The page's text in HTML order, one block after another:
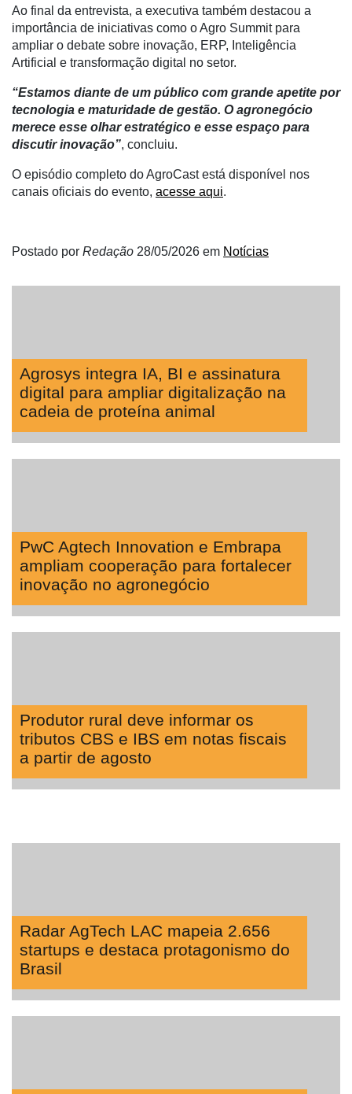
Netrin
Néctar
Tecprime
Agro
Lean
Way
Consulting
Manager
ONE
Ao final da entrevista, a executiva também destacou a
importância de iniciativas como o Agro Summit para
ampliar o debate sobre inovação, ERP, Inteligência
Artificial e transformação digital no setor.
“Estamos diante de um público com grande apetite por
tecnologia e maturidade de gestão. O agronegócio
merece esse olhar estratégico e esse espaço para
discutir inovação”, concluiu.
O episódio completo do AgroCast está disponível nos
canais oficiais do evento, acesse aqui.
Postado por Redação 28/05/2026 em Notícias
Agrosys integra IA, BI e assinatura
digital para ampliar digitalização na
cadeia de proteína animal
PwC Agtech Innovation e Embrapa
ampliam cooperação para fortalecer
inovação no agronegócio
Produtor rural deve informar os
tributos CBS e IBS em notas fiscais
a partir de agosto
Radar AgTech LAC mapeia 2.656
startups e destaca protagonismo do
Brasil